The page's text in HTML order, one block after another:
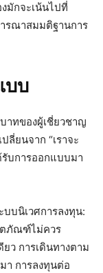
มักจะเน้นไปที่
รณาสมมติฐานการ
บบ
าทของผู้เชี่ยวชาญ
ลี่ยนจาก “เราจะ
บการออกแบบมา
บนิเวศการลงทุน:
ตภัณฑ์ไม่ควร
ว การเดินทางตาม
า การลงทุนต่อ